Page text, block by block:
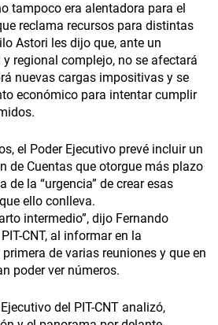
tampoco era alentadora para el
reclama recursos para distintas
Astori les dijo que, ante un
regional complejo, no se afectará
nuevas cargas impositivas y se
económico para intentar cumplir
el Poder Ejecutivo prevé incluir un
de Cuentas que otorgue más plazo
de la “urgencia” de crear esas
ello conlleva.
intermedio”, dijo Fernando
CNT, al informar en la
de varias reuniones y que en
poder ver números.
del PIT-CNT analizó,